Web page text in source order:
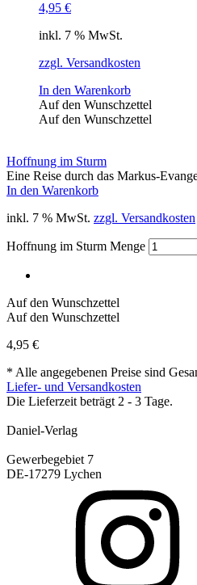
4,95 €
inkl. 7 % MwSt.
zzgl. Versandkosten
In den Warenkorb
Auf den Wunschzettel
Auf den Wunschzettel
Hoffnung im Sturm
Eine Reise durch das Markus-
In den Warenkorb
inkl. 7 % MwSt. zzgl. Versandkosten
Hoffnung im Sturm Menge
Auf den Wunschzettel
Auf den Wunschzettel
4,95 €
* Alle angegebenen Preise sind
Liefer- und Versandkosten
Die Lieferzeit beträgt 2 - 3 Tage.
Daniel-Verlag
Gewerbegebiet 7
DE-17279 Lychen